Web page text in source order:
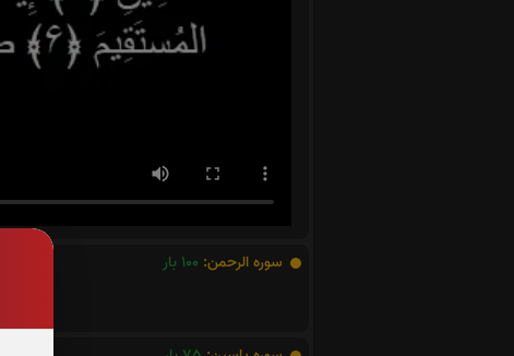
سوره الرحمن: 100 بار